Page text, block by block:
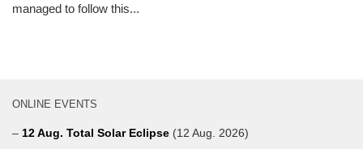
managed to follow this...
ONLINE EVENTS
– 12 Aug. Total Solar Eclipse (12 Aug. 2026)